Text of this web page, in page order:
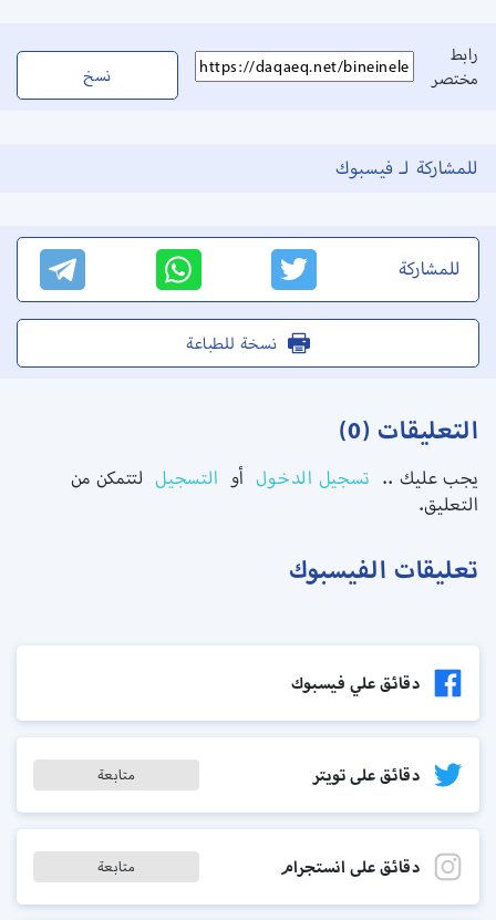
رابط
مختصر
نسخ
للمشاركة لـ فيسبوك
للمشاركة
نسخة للطباعة
التعليقات (0)
يجب عليك .. تسجيل الدخول أو التسجيل لتتمكن من
التعليق.
تعليقات الفيسبوك
دقائق علي فيسبوك
دقائق على تويتر متابعة
دقائق على انستجرام متابعة